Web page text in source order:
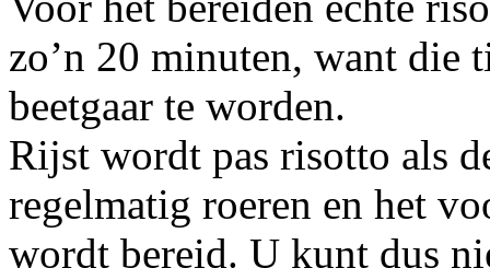
zo’n 20 minuten, want
beetgaar te worden.
Rijst wordt pas risotto als
regelmatig roeren en het
wordt bereid. U kunt dus